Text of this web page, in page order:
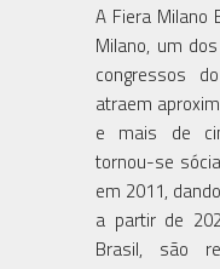
A Fiera Milano
Milano, um
congressos
atraem
e mais de
tornou-se
em 2011,
a partir de
Brasil, são